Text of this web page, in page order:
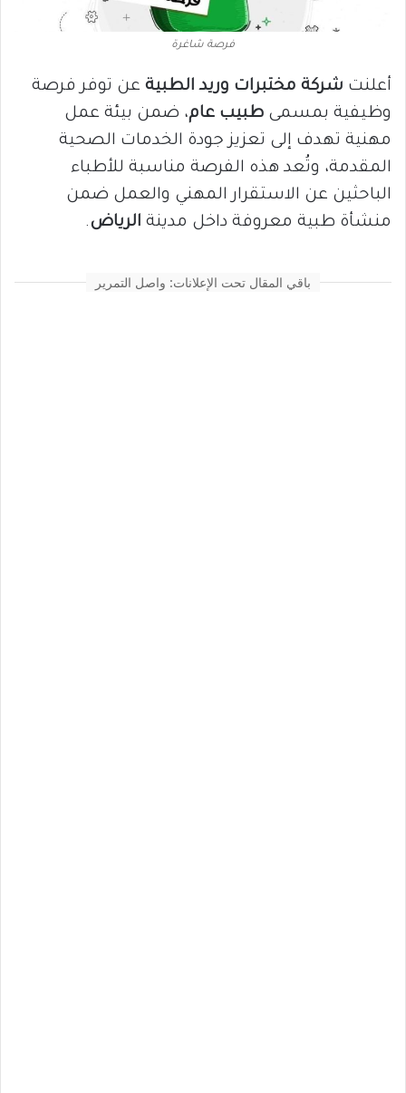
فرصة شاغرة
أعلنت شركة مختبرات وريد الطبية عن توفر فرصة
وظيفية بمسمى طبيب عام، ضمن بيئة عمل
مهنية تهدف إلى تعزيز جودة الخدمات الصحية
المقدمة، وتُعد هذه الفرصة مناسبة للأطباء
الباحثين عن الاستقرار المهني والعمل ضمن
منشأة طبية معروفة داخل مدينة الرياض.
باقي المقال تحت الإعلانات: واصل التمرير